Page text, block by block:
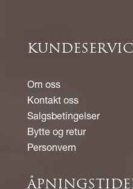
Om oss
Kontakt oss
Salgsbetingelser
Bytte og retur
Personvern